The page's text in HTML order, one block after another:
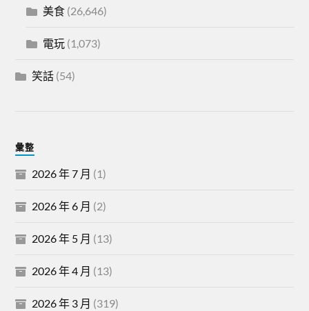
美食 (26,646)
電玩 (1,073)
笑話 (54)
彙整
2026 年 7 月 (1)
2026 年 6 月 (2)
2026 年 5 月 (13)
2026 年 4 月 (13)
2026 年 3 月 (319)